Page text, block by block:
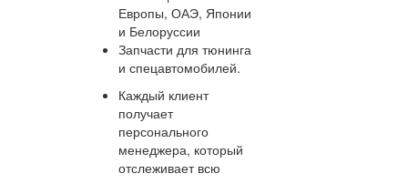
Европы, ОАЭ, Японии
и Белоруссии
Запчасти для тюнинга
и спецавтомобилей.
Каждый клиент
получает
персонального
менеджера, который
отслеживает всю